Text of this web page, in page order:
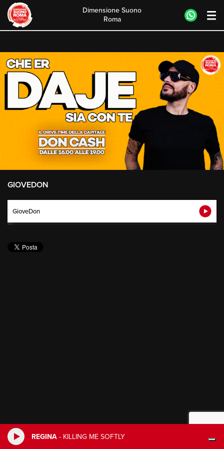
REGINA - KILLING ME SOFTLY
content
Dimensione Suono
Roma
GIOVEDON
GioveDon